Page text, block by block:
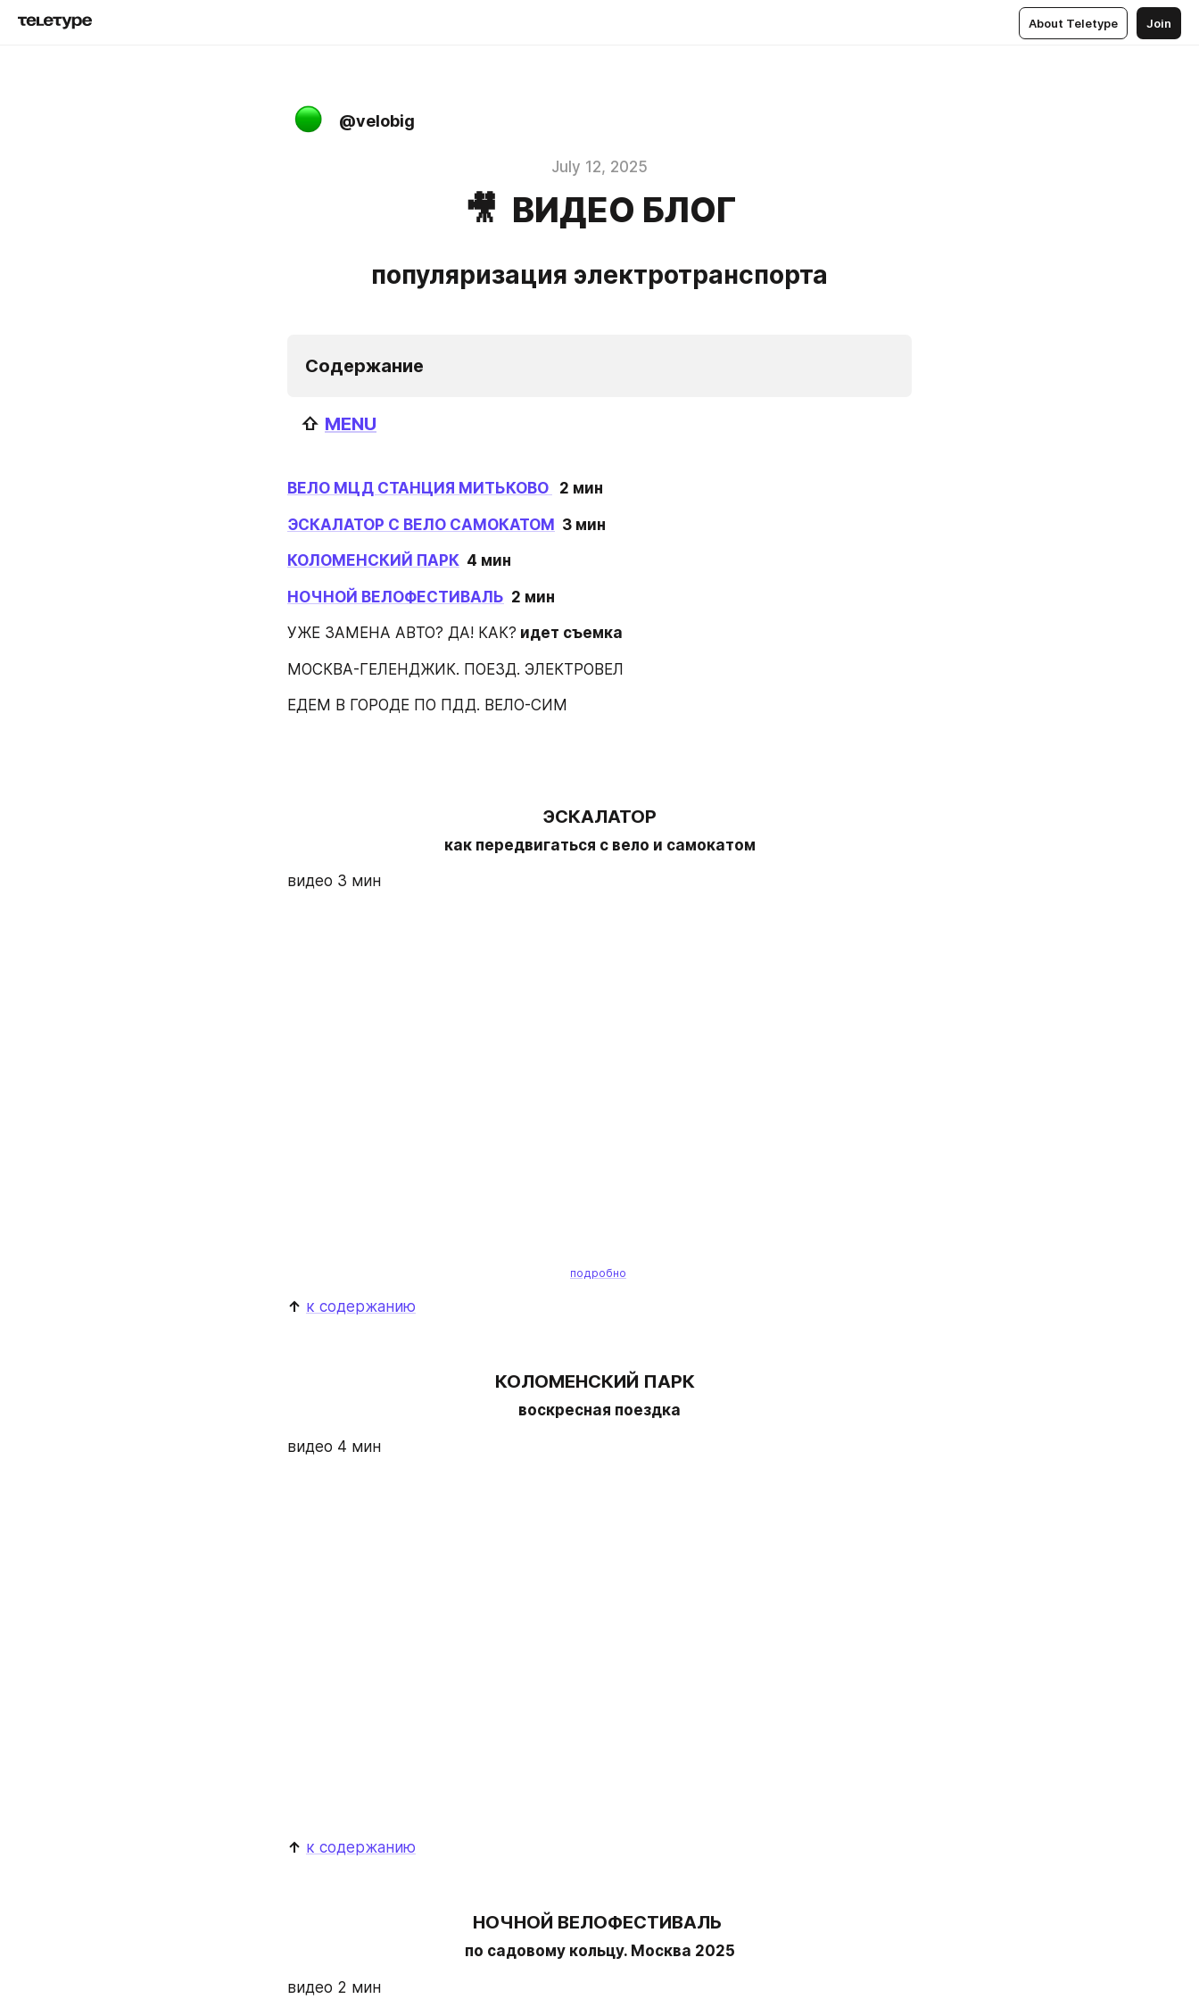
About Teletype Join
@velobig
July 12, 2025
🎥 ВИДЕО БЛОГ
популяризация электротранспорта
Содержание
   ⇧
MENU
ВЕЛО МЦД СТАНЦИЯ МИТЬКОВО
  2 мин
ЭСКАЛАТОР C ВЕЛО САМОКАТОМ
  3 мин
КОЛОМЕНСКИЙ ПАРК
  4 мин
НОЧНОЙ ВЕЛОФЕСТИВАЛЬ
  2 мин
УЖЕ ЗАМЕНА АВТО? ДА! КАК? идет съемка
МОСКВА-ГЕЛЕНДЖИК. ПОЕЗД. ЭЛЕКТРОВЕЛ
ЕДЕМ В ГОРОДЕ ПО ПДД. ВЕЛО-СИМ
ЭСКАЛАТОР
как передвигаться с вело и самокатом
видео 3 мин
подробно
↑ к содержанию
КОЛОМЕНСКИЙ ПАРК
воскресная поездка
видео 4 мин
↑ к содержанию
НОЧНОЙ ВЕЛОФЕСТИВАЛЬ
по садовому кольцу. Москва 2025
видео 2 мин